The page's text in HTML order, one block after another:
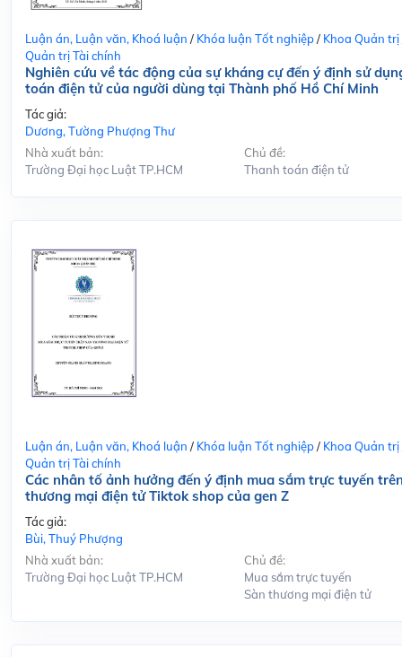
Luận án, Luận văn, Khoá luận / Khóa luận Tốt nghiệp/ Khoa Quản trị
Quản trị Tài chính
Nghiên cứu về tác động của sự kháng cự đến ý định sử
toán điện tử của người dùng tại Thành phố Hồ Chí Minh
Tác giả:
Dương, Tường Phượng Thư
Nhà xuất bản:
Trường Đại học Luật TP.HCM
Chủ đề:
Thanh toán điện tử
Luận án, Luận văn, Khoá luận / Khóa luận Tốt nghiệp/ Khoa Quản trị
Quản trị Tài chính
Các nhân tố ảnh hưởng đến ý định mua sắm trực tuyến
thương mại điện tử Tiktok shop của gen Z
Tác giả:
Bùi, Thuý Phượng
Nhà xuất bản:
Trường Đại học Luật TP.HCM
Chủ đề:
Mua sắm trực tuyến
Sàn thương mại điện tử